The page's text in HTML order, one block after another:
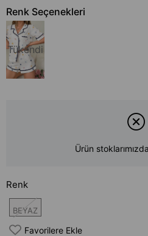
Renk Seçenekleri
Tükendi
Ürün
Renk
BEYAZ
Favorilere Ekle